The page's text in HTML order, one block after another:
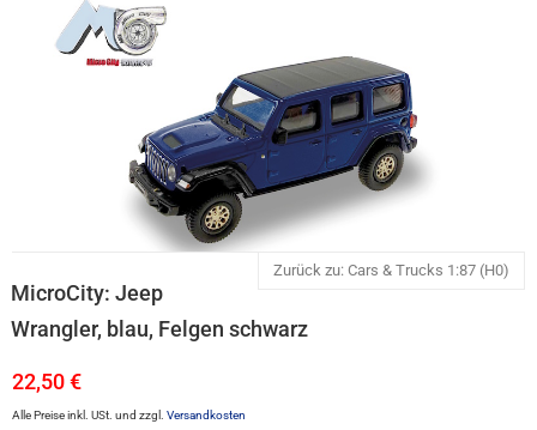
Zurück zu: Cars & Trucks 1:87 (H0)
MicroCity: Jeep
Wrangler, blau, Felgen schwarz
22,50 €
Alle Preise inkl. USt. und zzgl. Versandkosten